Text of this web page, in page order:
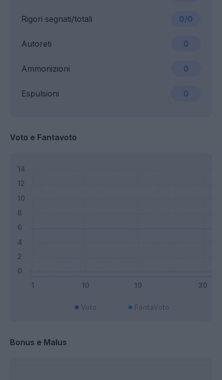
Ammonizioni 0
Rigori segnati/totali 0/0
Espulsioni 0
Autoreti 0
Voto e Fantavoto
Bonus e Malus